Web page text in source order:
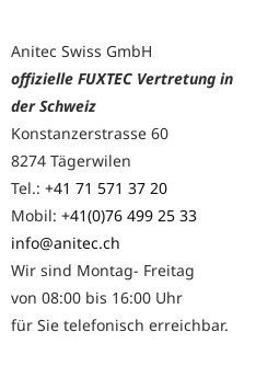
Anitec Swiss GmbH
offizielle FUXTEC Vertretung in
der Schweiz
Konstanzerstrasse 60
8274 Tägerwilen
Tel.: +41 71 571 37 20
Mobil: +41(0)76 499 25 33
info@anitec.ch
Wir sind Montag- Freitag
von 08:00 bis 16:00 Uhr
für Sie telefonisch erreichbar.